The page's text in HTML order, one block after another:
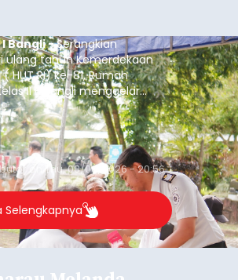
Bangli -Serangkian
tahun Kemerdekaan
HUT RI) ke-81, Rumah
II B Bangli menggelar
kesehatan gratis, Rabu
Thu, 08/06/2026 - 20:56
Selengkapnya